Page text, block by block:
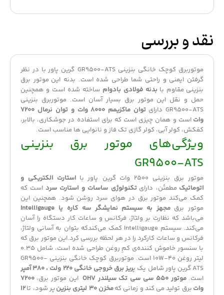
نقد و بررسی
موتوربرق کوچک خانگی بنزینی GR9500-ATS گرین پاور با در نظر
گرفتن ایمنی و راحتی شما طراحی شده است. بدنه این موتور برق
بنزینی مقاوم با بدنه فولادی بادوام ساخته شده است و همچنین
حمل و نقل این موتور برق بسیار آسان است. موتوربرق بنزینی
GR9500-ATS دارای
توان ماکزیمم 8000 وات و توان نرمال 7200
وات است و همان چیزی است که برای استفاده در جوشکاری، بالابر،
کفکش، کولر آبی، کولر گازی تک فاز و نانوایی ها مناسب است.
ویژگی‌های موتور برق بنزینی
GR9500-ATS
موتور برق بنزینی 2500 وات گرین پاور با استارت الکتریکی و
اتوماتیک مطمئن، دارایتکنولوژی ساسات و استارت سرد است که
کمک می‌کند موتور برق در هوای سرد روشن شود. همچنین این
موتور برق مجهز به سیستم نمایشگر سه کاره یا Intelligauge
می‌باشد که نظارت بر ولتاژ، فرکانس و ساعات کار دستگاه را آسان
می‌کند. سیستم Intelligauge کمک می‌کندکه بتوان به آسانی ولتاژ،
فرکانس و ساعات کارکرد را در هر لحظه بررسی کرد.این موتور برق که
با سنسور خاموش کننده‌ی کمِ روغن طراحی شده است، شامل 0.35
لیتر روغن 10W-40 است. موتوربرق کوچک خانگی بنزینی GR9500-
ATS گرین پاور شامل یک پ
ریز برق خروجی خانگی 220 ولت ، 380 آمپر
است. موتور 550 سی سی تک سیلندر OHV این موتور برق، 7200
وات برق تولید می کند و زمانی کهمخزن 30 لیتری بنزین پر شود، تا12